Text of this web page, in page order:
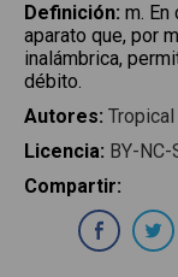
Definición: m.
aparato que, por
inalámbrica,
débito.
Autores: Tropical
Licencia: BY-NC-
Compartir: